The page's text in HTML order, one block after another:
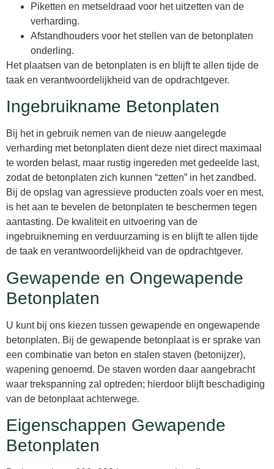
Piketten en metseldraad voor het uitzetten van de
verharding.
Afstandhouders voor het stellen van de betonplaten
onderling.
Het plaatsen van de betonplaten is en blijft te allen tijde de
taak en verantwoordelijkheid van de opdrachtgever.
Ingebruikname Betonplaten
Bij het in gebruik nemen van de nieuw aangelegde
verharding met betonplaten dient deze niet direct maximaal
te worden belast, maar rustig ingereden met gedeelde last,
zodat de betonplaten zich kunnen “zetten” in het zandbed.
Bij de opslag van agressieve producten zoals voer en mest,
is het aan te bevelen de betonplaten te beschermen tegen
aantasting. De kwaliteit en uitvoering van de
ingebruikneming en verduurzaming is en blijft te allen tijde
de taak en verantwoordelijkheid van de opdrachtgever.
Gewapende en Ongewapende
Betonplaten
U kunt bij ons kiezen tussen gewapende en ongewapende
betonplaten. Bij de gewapende betonplaat is er sprake van
een combinatie van beton en stalen staven (betonijzer),
wapening genoemd. De staven worden daar aangebracht
waar trekspanning zal optreden; hierdoor blijft beschadiging
van de betonplaat achterwege.
Eigenschappen Gewapende
Betonplaten